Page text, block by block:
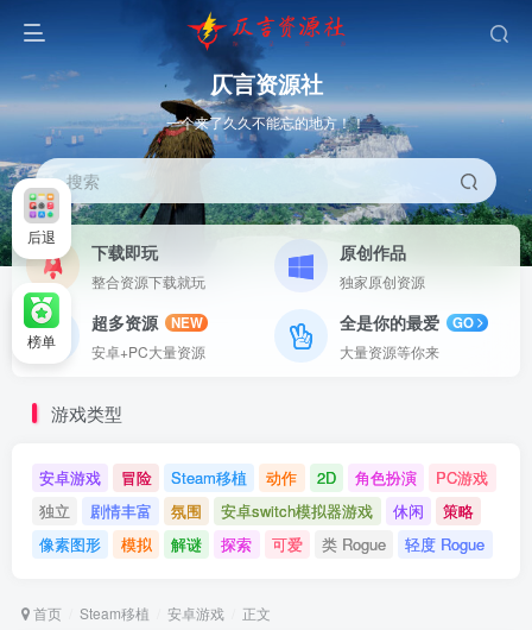
仄言资源社
一个来了久久不能忘的地方！！
搜索
下载即玩
整合资源下载就玩
原创作品
独家原创资源
超多资源
NEW
安卓+PC大量资源
全是你的最爱
GO
大量资源等你来
游戏类型
安卓游戏 冒险 Steam移植 动作 2D 角色扮演
PC游戏
独立
剧情丰富 氛围 安卓switch模拟器游戏 休闲
策略
像素图形
模拟 解谜 探索 可爱 类 Rogue 轻度 Rogue
首页 Steam移植 安卓游戏 正文
后退
榜单